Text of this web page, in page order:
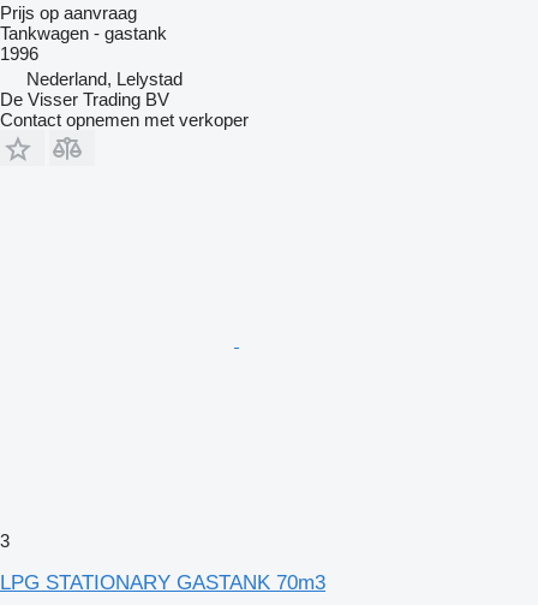
Prijs op aanvraag
Tankwagen - gastank
1996
Nederland, Lelystad
De Visser Trading BV
Contact opnemen met verkoper
3
LPG STATIONARY GASTANK 70m3